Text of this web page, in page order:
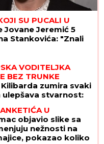
SU PUCALI U
Jovane Jeremić 5
Stankovića: "Znali
VODITELJKA
BEZ TRUNKE
zumira svaki
ulepšava stvarnost:
preko potreban"
U
objavio slike sa
nežnosti na
pokazao koliko